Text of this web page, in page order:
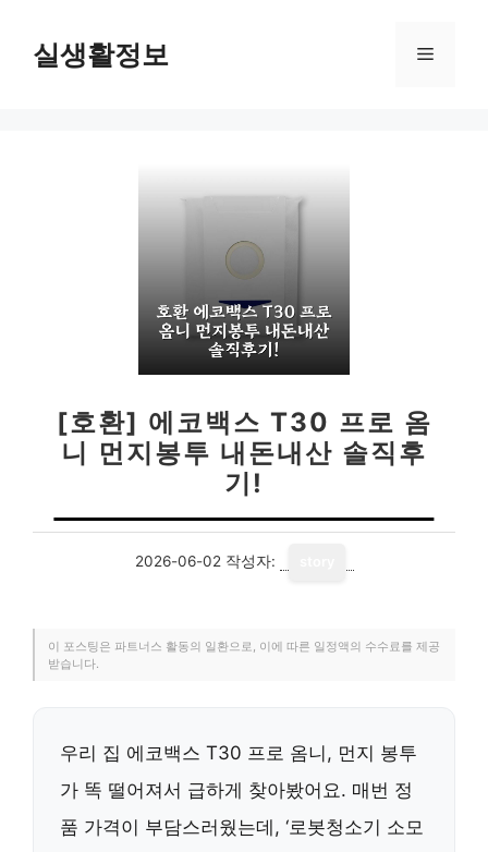
실생활정보 메
[호환] 에코백스 T30 프로 옴
니 먼지봉투 내돈내산 솔직후
기!
2026-06-02 작성자:
이 포스팅은 파트너스 활동의 일환으로, 이에 따른 일정액의 수수료를 제공
받습니다.
우리 집 에코백스 T30 프로 옴니, 먼지 봉투
가 똑 떨어져서 급하게 찾아봤어요. 매번 정
품 가격이 부담스러웠는데, ‘로봇청소기 소모